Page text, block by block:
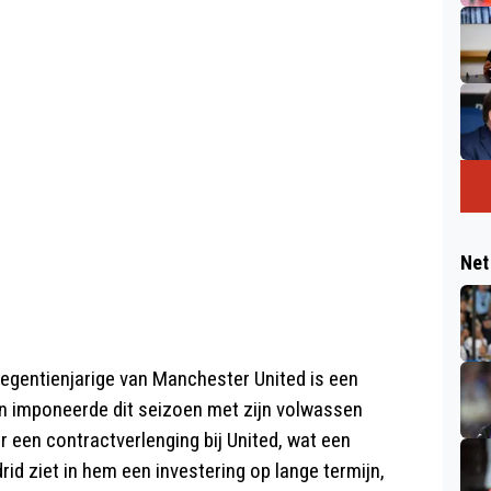
van Manchester United is een
imponeerde dit seizoen met zijn volwassen
een contractverlenging bij United, wat een
ziet in hem een investering op lange termijn,